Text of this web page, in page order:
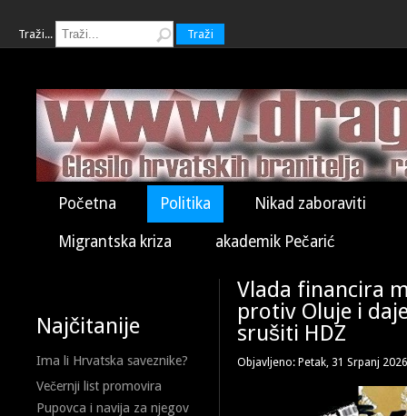
Traži... Traži
Početna Politika Nikad zaboraviti
Migrantska kriza akademik Pečarić
Najčitanije
Ima li Hrvatska saveznike?
Večernji list promovira
Pupovca i navija za njegov
Vlada financira
protiv Oluje i
srušiti HDZ
Objavljeno: Petak, 31 Srpanj